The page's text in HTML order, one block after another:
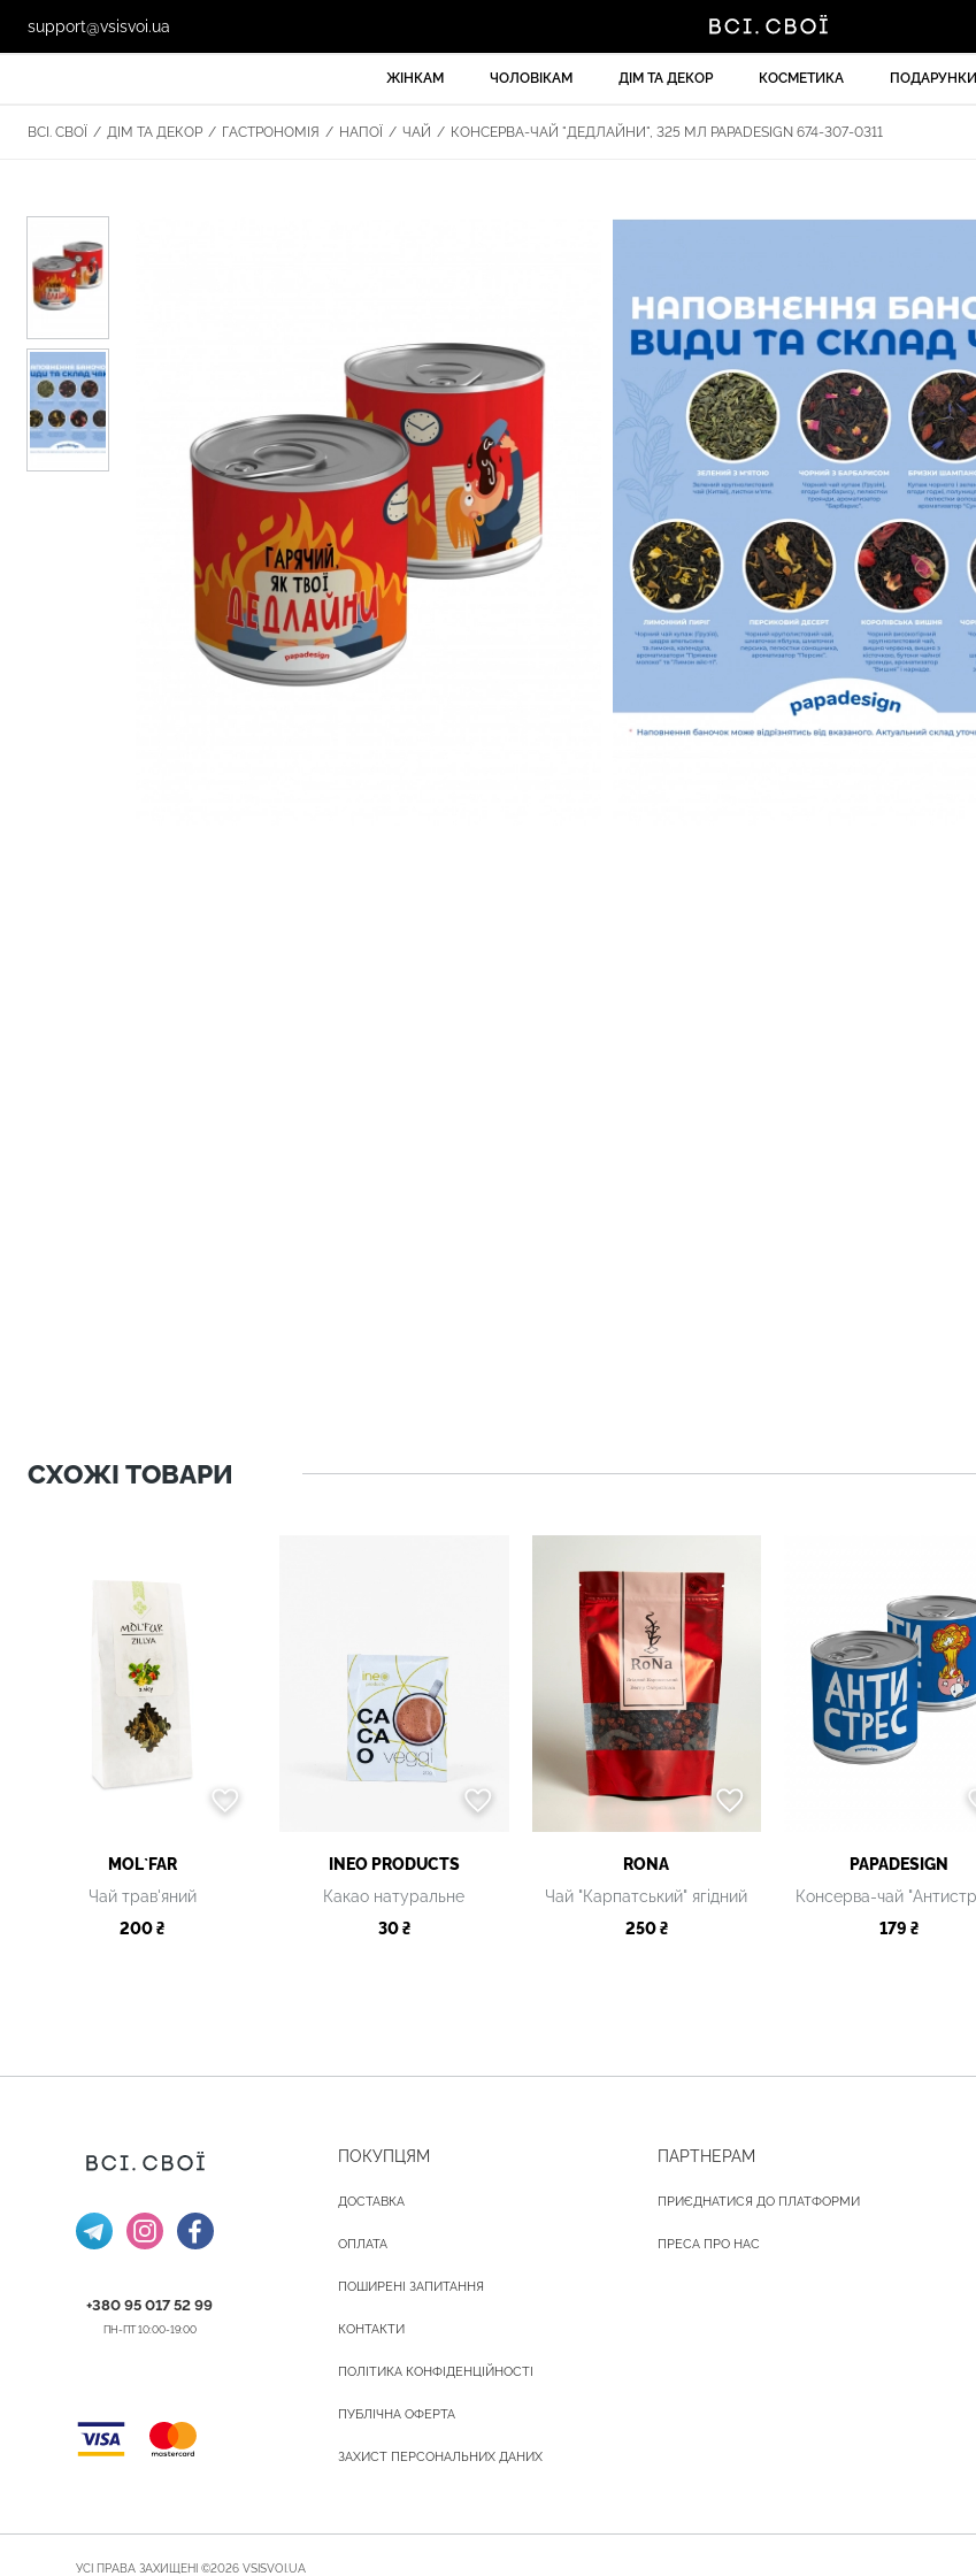
support@vsisvoi.ua
ЖІНКАМ ЧОЛОВІКАМ ДІМ ТА ДЕКОР КОСМЕТИКА ПОДАРУНКИ
ВСІ. СВОЇ / ДІМ ТА ДЕКОР / ГАСТРОНОМІЯ / НАПОЇ / ЧАЙ / КОНСЕРВА-ЧАЙ "ДЕДЛАЙНИ", 325 МЛ PAPADESIGN 674-307-0311
СХОЖІ ТОВАРИ
MOL`FAR
Чай трав'яний
200 ₴
INEO PRODUCTS
Какао натуральне
30 ₴
RONA
Чай "Карпатський" ягідний
250 ₴
PAPADESIGN
179 ₴
+380 95 017 52 99
ПН-ПТ 10:00-19:00
ПОКУПЦЯМ
ДОСТАВКА
ОПЛАТА
ПОШИРЕНІ ЗАПИТАННЯ
КОНТАКТИ
ПОЛІТИКА КОНФІДЕНЦІЙНОСТІ
ПУБЛІЧНА ОФЕРТА
ЗАХИСТ ПЕРСОНАЛЬНИХ ДАНИХ
ПАРТНЕРАМ
ПРИЄДНАТИСЯ ДО ПЛАТФОРМИ
ПРЕСА ПРО НАС
УСІ ПРАВА ЗАХИЩЕНІ ©2026 VSISVOI.UA